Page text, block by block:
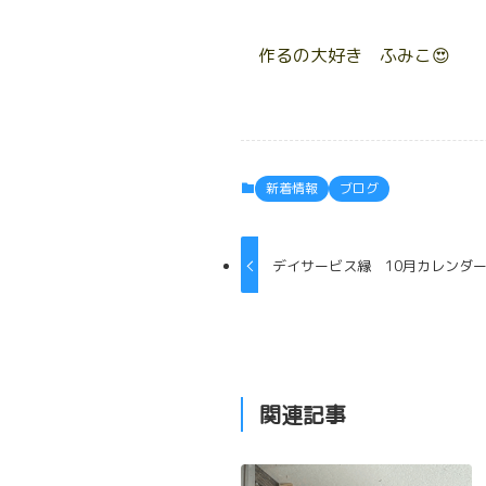
作るの大好き ふみこ😍
新着情報 ブログ
デイサービス縁 10月カレンダ
関連記事